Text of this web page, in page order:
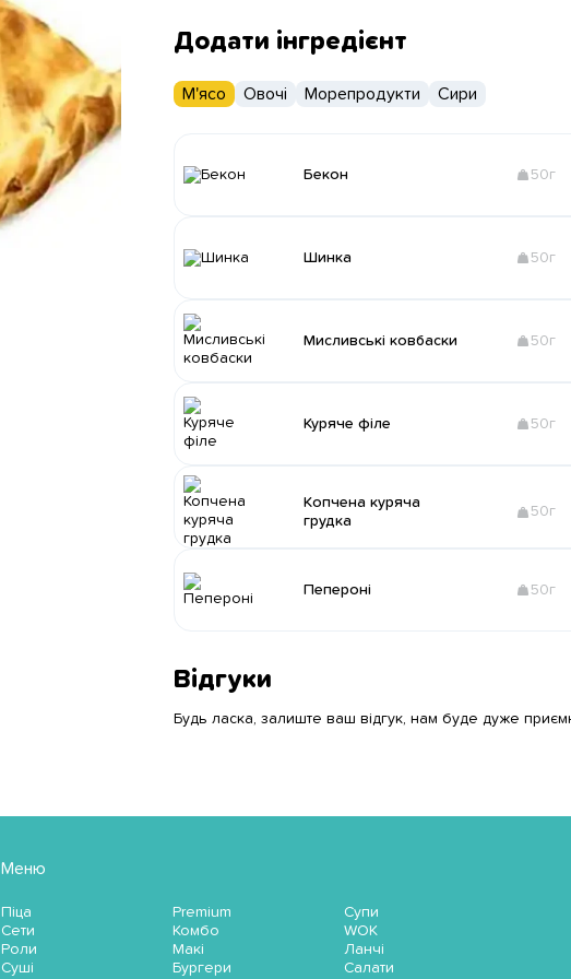
Додати інгредієнт
М'ясо Овочі Морепродукти Сири
Бекон 50г
Шинка 50г
Мисливські ковбаски 50г
Куряче філе 50г
Копчена куряча
грудка
50г
Пепероні 50г
Відгуки
Будь ласка, залиште ваш відгук, нам буде дуже
Меню
Піца
Сети
Роли
Суші
Premium
Комбо
Макі
Бургери
Супи
WOK
Ланчі
Салати